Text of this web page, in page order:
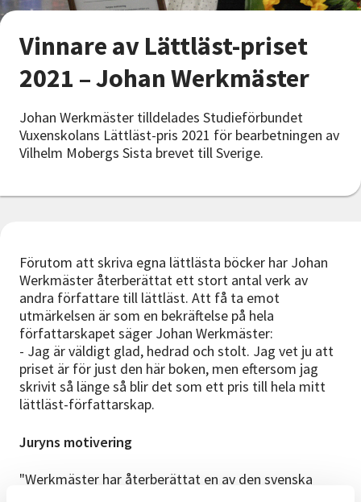
Nyheter
Avdelningar
Lyssna
Vinnare av Lättläst-priset
2021 – Johan Werkmäster
Johan Werkmäster tilldelades Studieförbundet
Vuxenskolans Lättläst-pris 2021 för bearbetningen av
Vilhelm Mobergs Sista brevet till Sverige.
Förutom att skriva egna lättlästa böcker har Johan
Werkmäster återberättat ett stort antal verk av
andra författare till lättläst. Att få ta emot
utmärkelsen är som en bekräftelse på hela
författarskapet säger Johan Werkmäster:
- Jag är väldigt glad, hedrad och stolt. Jag vet ju att
priset är för just den här boken, men eftersom jag
skrivit så länge så blir det som ett pris till hela mitt
lättläst-författarskap.
Juryns motivering
"Werkmäster har återberättat en av den svenska